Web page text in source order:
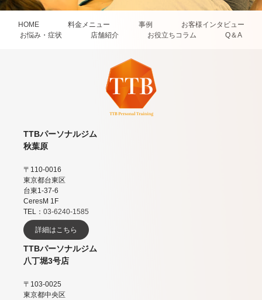
HOME 料金メニュー 事例
お客様インタビュー
お悩み・症状
店舗紹介 お役立ちコラム Q＆A
TTBパーソナルジム
秋葉原
〒110-0016
東京都台東区
台東1-37-6
CeresM 1F
TEL： 03-6240-1585
詳細はこちら
TTBパーソナルジム
八丁堀3号店
〒103-0025
東京都中央区